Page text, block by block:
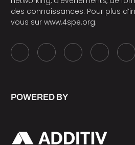
des connaissances. Pour plus
vous sur www.4spe.org.
POWERED BY